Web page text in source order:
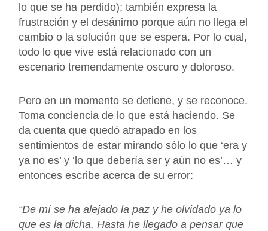
lo que se ha perdido); también expresa la
frustración y el desánimo porque aún no llega el
cambio o la solución que se espera. Por lo cual,
todo lo que vive está relacionado con un
escenario tremendamente oscuro y doloroso.
Pero en un momento se detiene, y se reconoce.
Toma conciencia de lo que está haciendo. Se
da cuenta que quedó atrapado en los
sentimientos de estar mirando sólo lo que ‘era y
ya no es’ y ‘lo que debería ser y aún no es’… y
entonces escribe acerca de su error:
“De mí se ha alejado la paz y he olvidado ya lo
que es la dicha. Hasta he llegado a pensar que